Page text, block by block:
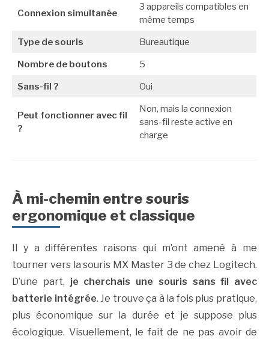
Connexion simultanée
3 appareils compatibles en
même temps
Type de souris Bureautique
Nombre de boutons 5
Sans-fil ? Oui
Peut fonctionner avec fil
?
Non, mais la connexion
sans-fil reste active en
charge
À mi-chemin entre souris
ergonomique et classique
Il y a différentes raisons qui m’ont amené à me
tourner vers la souris MX Master 3 de chez Logitech.
D’une part, je cherchais une souris sans fil avec
batterie intégrée. Je trouve ça à la fois plus pratique,
plus économique sur la durée et je suppose plus
écologique. Visuellement, le fait de ne pas avoir de